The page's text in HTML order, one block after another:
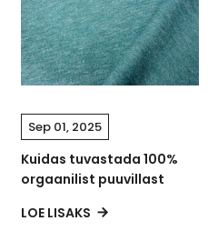
Sep 01, 2025
Kuidas tuvastada 100%
orgaanilist puuvillast
LOE LISAKS